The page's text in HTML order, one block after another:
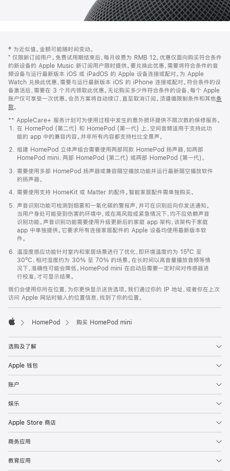
页
页
脚
注
‡ 为近似值。金额可能随时间变动。
⁺ 仅限新订阅用户。免费试用期结束后，每月收费为 RMB 12。优惠仅面向购买符合条件
的新设备的 Apple Music 新订阅用户限时提供。要兑换此优惠，需要将符合条件的音
频设备与运行最新版本 iOS 或 iPadOS 的 Apple 设备连接或配对。为 Apple
Watch 兑换此优惠，需要与运行最新版本 iOS 的 iPhone 连接或配对。符合条件的设
备激活后，需要在 3 个月内领取此优惠。无论购买多少件符合条件的设备，每个 Apple
账户仅可享受一次优惠。会员方案将自动续订，直至取消订阅。须遵循限制条件和其他条
款。
窗
口
中
打
开)
** AppleCare+ 服务计划可为使用过程中发生的意外损坏提供不限次数的保修服务。
在 HomePod (第二代) 和 HomePod (第一代) 上，空间音频适用于支持此功
能的 app 中的兼容内容。并非所有内容都支持杜比全景声。
组建 HomePod 立体声组合需要使用两部同款 HomePod 扬声器，如两部
HomePod mini、两部 HomePod (第二代) 或两部 HomePod (第一代)。
需要使用多部 HomePod 扬声器或兼容隔空播放功能并运行最新隔空播放软件
的扬声器。
需要使用支持 HomeKit 或 Matter 的配件。智能家居配件需单独购买。
声音识别功能可检测到烟雾和一氧化碳的警报声，并可在识别后向你发送通知。
当用户身处可能受到伤害的环境中，或在高风险或紧急情况下，均不应依赖声音
识别功能。声音识别功能需要使用升级更新后的家庭 app 架构，该架构于家庭
app 中单独提供。它要求所有连接家居配件的 Apple 设备均使用最新版本软
件。
温湿度感应功能针对室内和家居场景进行了优化，即环境温度约为 15ºC 至
30ºC、相对湿度约为 30% 至 70% 的场景。在长时间以高音量播放音频等情
况下，准确性可能会降低。HomePod mini 在启动后需要一定时间对传感器进
行校准，才可显示结果。
我们会使用你所在位置，为你更快显示送货选项。我们通过你的 IP 地址，或者你在上次
访问 Apple 网站时输入的位置信息，找到了你的位置。
HomePod 购买 HomePod mini
选购及了解
Apple 钱包
账户
娱乐
Apple Store 商店
商务应用
教育应用